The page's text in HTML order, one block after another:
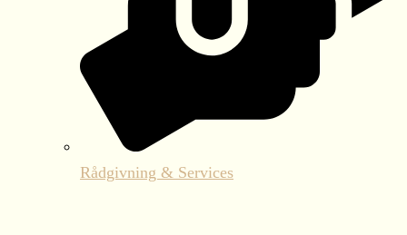
Rådgivning & Services